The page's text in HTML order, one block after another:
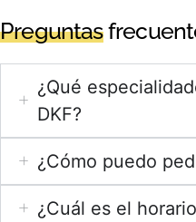
Preguntas
¿Qué
DKF?
¿Cómo puedo
¿Cuál es el